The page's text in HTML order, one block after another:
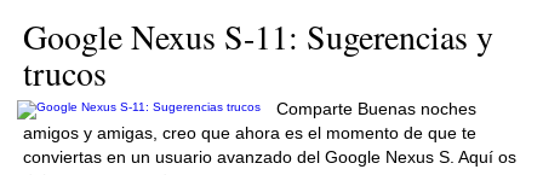
Google Nexus S-11: Sugerencias y
trucos
Comparte Buenas noches
amigos y amigas, creo que ahora es el momento de que te
conviertas en un usuario avanzado del Google Nexus S. Aquí os